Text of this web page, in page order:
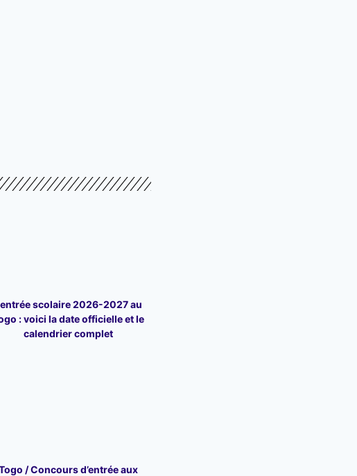
scolaire 2026-2027 au
: voici la date officielle et le
calendrier complet
/ Concours d’entrée aux